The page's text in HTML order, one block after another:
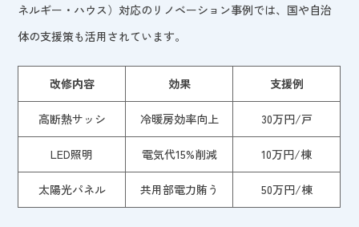
ネルギー・ハウス）対応のリノベーション事例では、国や自治
体の支援策も活用されています。
改修内容 効果 支援例
高断熱サッシ 冷暖房効率向上 30万円/戸
LED照明 電気代15%削減 10万円/棟
太陽光パネル 共用部電力賄う 50万円/棟